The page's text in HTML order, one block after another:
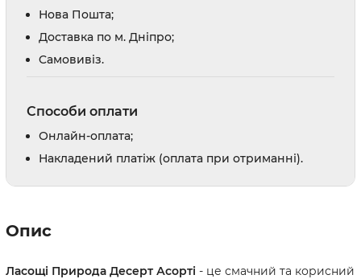
Нова Пошта;
Доставка по м. Дніпро;
Cамовивіз.
Способи оплати
Онлайн-оплата;
Накладений платіж (оплата при отриманні).
Опис
Ласощі Природа Десерт Асорті - це смачний та корисний